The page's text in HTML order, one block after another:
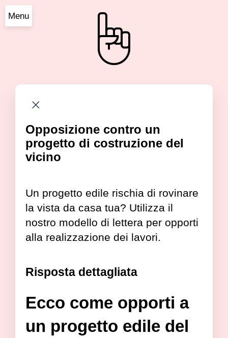
Menu
Opposizione contro un
progetto di costruzione del
vicino
Un progetto edile rischia di rovinare
la vista da casa tua? Utilizza il
nostro modello di lettera per opporti
alla realizzazione dei lavori.
Risposta dettagliata
Ecco come opporti a
un progetto edile del